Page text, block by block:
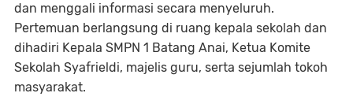
dan menggali informasi secara menyeluruh.
Pertemuan berlangsung di ruang kepala sekolah dan
dihadiri Kepala SMPN 1 Batang Anai, Ketua Komite
Sekolah Syafrieldi, majelis guru, serta sejumlah tokoh
masyarakat.